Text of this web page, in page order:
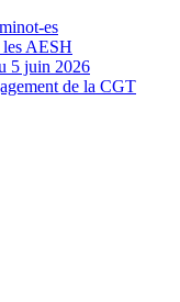
es
AESH
5 juin 2026
de la CGT